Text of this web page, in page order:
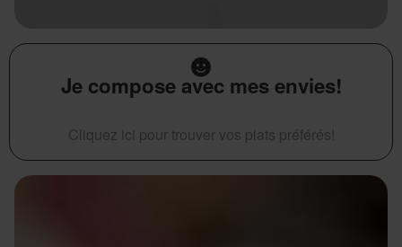
Je compose avec mes envies!
Cliquez ici pour trouver vos plats préférés!